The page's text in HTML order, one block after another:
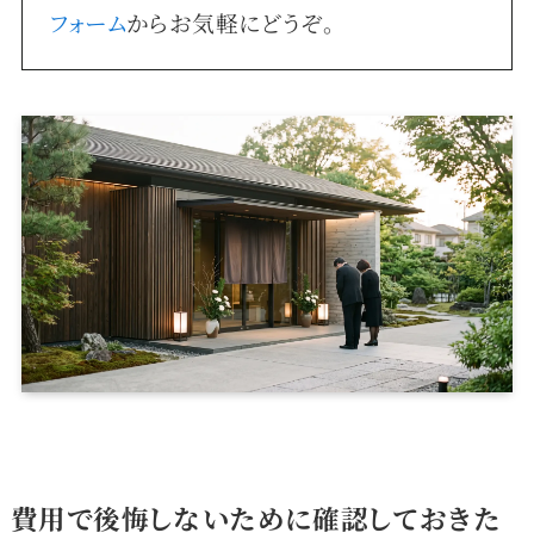
フォームからお気軽にどうぞ。
費用で後悔しないために確認しておきた